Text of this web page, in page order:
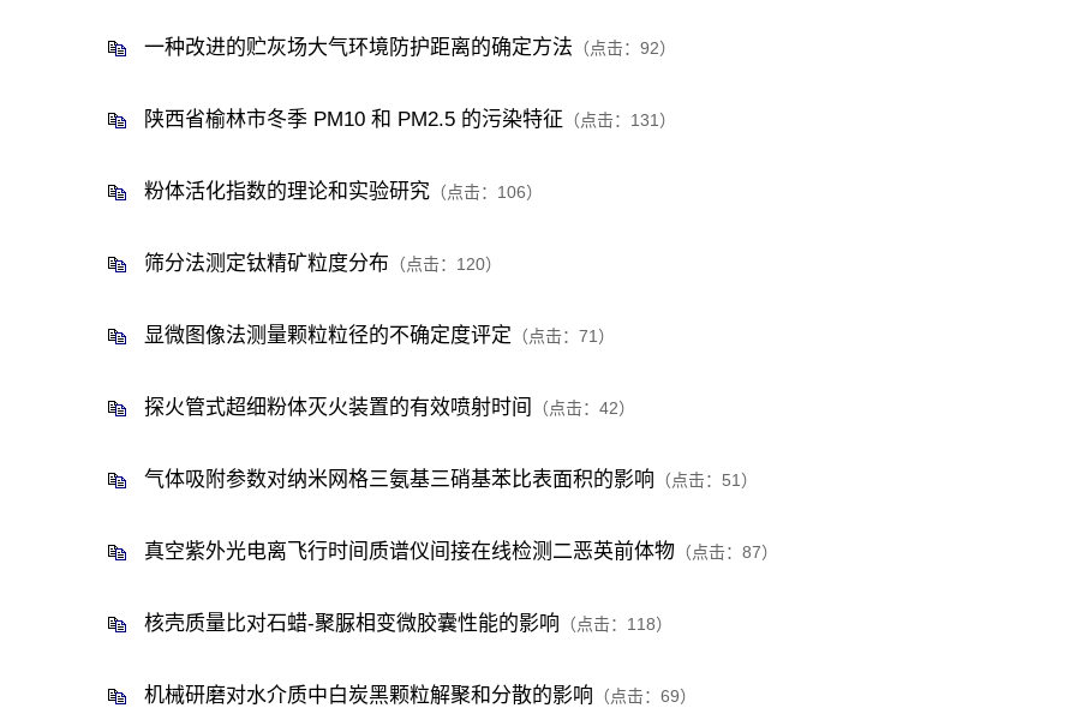
一种改进的贮灰场大气环境防护距离的确定方法 （点击： 92）
陕西省榆林市冬季 PM10 和 PM2.5 的污染特征 （点击： 131 ）
粉体活化指数的理论和实验研究 （点击： 106）
筛分法测定钛精矿粒度分布 （点击： 120）
显微图像法测量颗粒粒径的不确定度评定 （点击： 71 ）
探火管式超细粉体灭火装置的有效喷射时间 （点击： 42）
气体吸附参数对纳米网格三氨基三硝基苯比表面积的影响 （点击： 51 ）
真空紫外光电离飞行时间质谱仪间接在线检测二恶英前体物 （点击： 87）
核壳质量比对石蜡-聚脲相变微胶囊性能的影响 （点击： 118）
机械研磨对水介质中白炭黑颗粒解聚和分散的影响 （点击： 69）